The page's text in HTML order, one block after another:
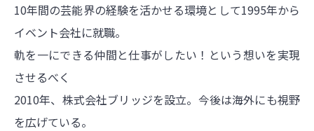
10年間の芸能界の経験を活かせる環境として1995年から
イベント会社に就職。
軌を一にできる仲間と仕事がしたい！という想いを実現
させるべく
2010年、株式会社ブリッジを設立。今後は海外にも視野
を広げている。